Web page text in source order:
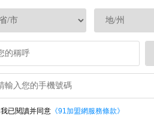
我已閱讀并同意 《91加盟網服務條款》